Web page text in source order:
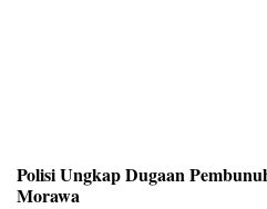
Polisi Ungkap Dugaan
Morawa